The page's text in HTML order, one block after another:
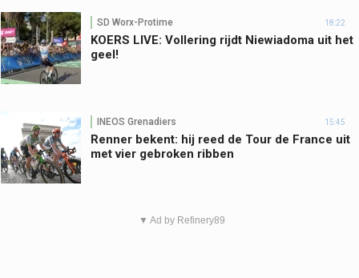
SD Worx-Protime 18:22
KOERS LIVE: Vollering rijdt Niewiadoma uit het
geel!
INEOS Grenadiers 15:45
Renner bekent: hij reed de Tour de France uit
met vier gebroken ribben
▼ Ad by Refinery89